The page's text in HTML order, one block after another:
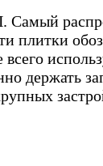
Самый
плитки
держать